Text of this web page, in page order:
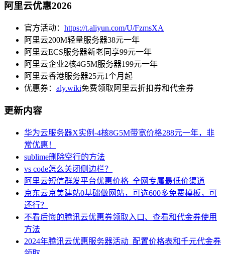
阿里云优惠2026
官方活动： https://t.aliyun.com/U/FzmsXA
阿里云200M轻量服务器38元一年
阿里云ECS服务器新老同享99元一年
阿里云企业2核4G5M服务器199元一年
阿里云香港服务器25元1个月起
优惠券： aly.wiki免费领取阿里云折扣券和代金券
更新内容
华为云服务器X实例-4核8G5M带宽价格288元一年，非
常优惠！
sublime删除空行的方法
vs code怎么关闭侧边栏？
阿里云短信群发平台优惠价格_全网专属最低价渠道
京东云京美建站0基础做网站，可选600多免费模板，可
还行？
不看后悔的腾讯云优惠券领取入口、查看和代金券使用
方法
2024年腾讯云优惠服务器活动_配置价格表和千元代金券